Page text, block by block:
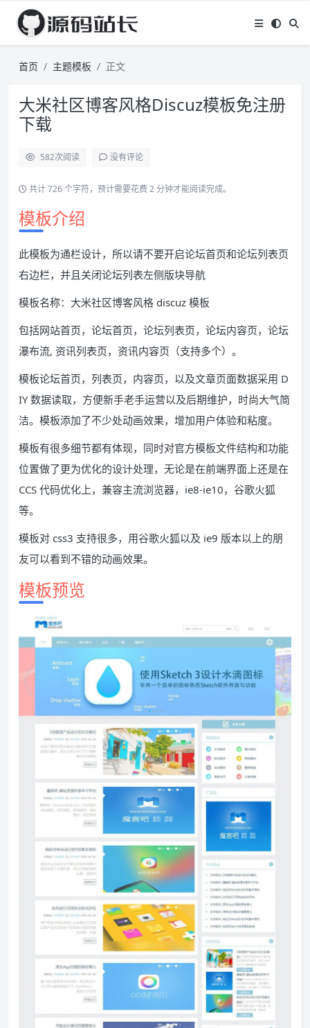
首页 主题模板 正文
大米社区博客风格Discuz模板免注册
下载
582次阅读 没有评论
共计 726 个字符，预计需要花费 2 分钟才能阅读完成。
模板介绍
此模板为通栏设计，所以请不要开启论坛首页和论坛列表页
右边栏，并且关闭论坛列表左侧版块导航
模板名称：大米社区博客风格 discuz 模板
包括网站首页，论坛首页，论坛列表页，论坛内容页，论坛
瀑布流, 资讯列表页，资讯内容页（支持多个）。
模板论坛首页，列表页，内容页，以及文章页面数据采用 D
IY 数据读取，方便新手老手运营以及后期维护，时尚大气简
洁。模板添加了不少处动画效果，增加用户体验和粘度。
模板有很多细节都有体现，同时对官方模板文件结构和功能
位置做了更为优化的设计处理，无论是在前端界面上还是在
CCS 代码优化上，兼容主流浏览器，ie8-ie10，谷歌火狐
等。
模板对 css3 支持很多，用谷歌火狐以及 ie9 版本以上的朋
友可以看到不错的动画效果。
模板预览